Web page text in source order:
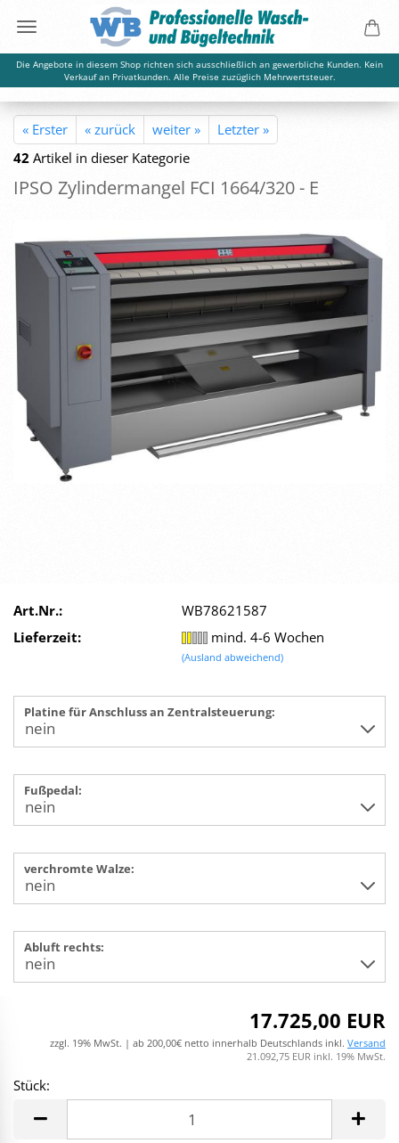
Die Angebote in diesem Shop richten sich ausschließlich an gewerbliche Kunden. Kein
Verkauf an Privatkunden. Alle Preise zuzüglich Mehrwertsteuer.
« Erster « zurück weiter »
Letzter »
42 Artikel in dieser Kategorie
IPSO Zy­lin­der­man­gel FCI 1664/320 - E
Art.Nr.:
WB78621587
Lieferzeit:
mind. 4-6 Wochen
(Ausland abweichend)
Platine für Anschluss an Zentralsteuerung:
Fußpedal:
verchromte Walze:
Abluft rechts:
17.725,00 EUR
zzgl. 19% MwSt. | ab 200,00€ netto innerhalb Deutschlands inkl. Versand
21.092,75 EUR inkl. 19% MwSt.
Stück: